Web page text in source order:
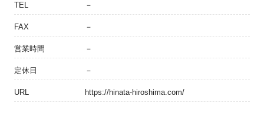
TEL －
FAX －
営業時間 －
定休日 －
URL https://hinata-hiroshima.com/